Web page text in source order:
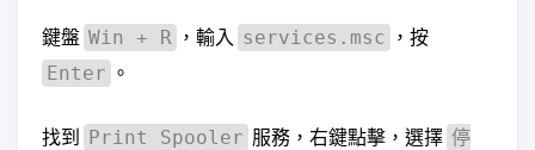
鍵盤 Win + R ，輸入 services.msc ，按
Enter 。
找到 Print Spooler 服務，右鍵點擊，選擇 停